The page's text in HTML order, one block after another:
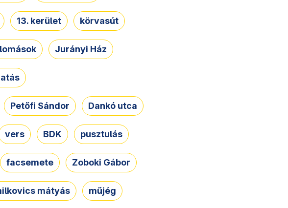
13. kerület körvasút
Jurányi Ház
Petőfi Sándor Dankó utca
vers BDK pusztulás
facsemete Zoboki Gábor
mátyás műjég